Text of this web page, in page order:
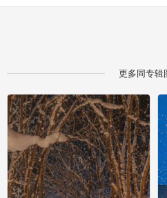
更多同专辑